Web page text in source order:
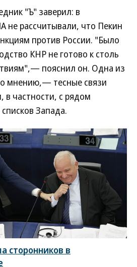
"Ъ" заверил: в
не рассчитывали, что Пекин
против России. "Было
КНР не готово к столь
пояснил он. Одна из
мнению,— тесные связи
в частности, с рядом
Запада.
сторонников в